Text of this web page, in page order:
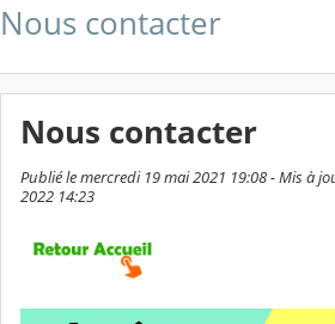
Nous contacter
Nous contacter
Publié le mercredi 19 mai 2021 19:08 - Mis à
2022 14:23